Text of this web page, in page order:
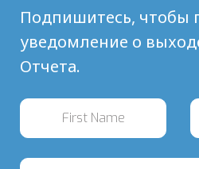
Подпишитесь, чтобы
уведомление о
Отчета.